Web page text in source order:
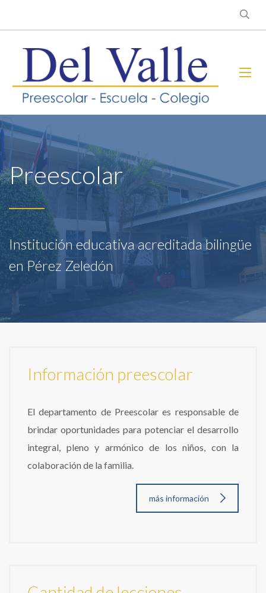
Preescolar
Institución educativa acreditada bilingüe
en Pérez Zeledón
Información preescolar
El departamento de Preescolar es responsable de
brindar oportunidades para potenciar el desarrollo
integral, pleno y armónico de los niños, con la
colaboración de la familia.
más información